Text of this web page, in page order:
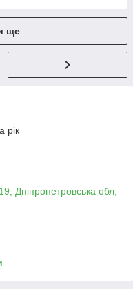
ще
рік
Дніпропетровська обл,